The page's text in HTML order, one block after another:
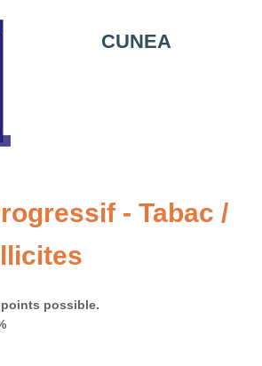
CUNEA
- Tabac /
points possible.